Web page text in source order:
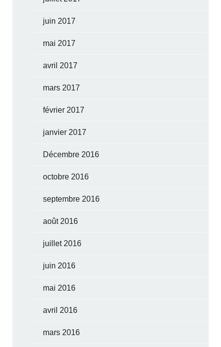
juin 2017
mai 2017
avril 2017
mars 2017
février 2017
janvier 2017
Décembre 2016
octobre 2016
septembre 2016
août 2016
juillet 2016
juin 2016
mai 2016
avril 2016
mars 2016